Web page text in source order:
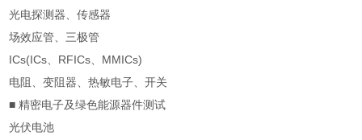
光电探测器、传感器
场效应管、三极管
ICs(ICs、 RFICs、 MMICs)
电阻、变阻器、热敏电子、开关
■ 精密电子及绿色能源器件测试
光伏电池